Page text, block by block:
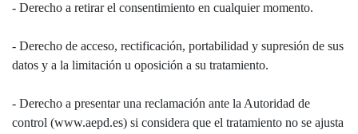
- Derecho a retirar el consentimiento en cualquier momento.
- Derecho de acceso, rectificación, portabilidad y supresión de sus
datos y a la limitación u oposición a su tratamiento.
- Derecho a presentar una reclamación ante la Autoridad de
control (www.aepd.es) si considera que el tratamiento no se ajusta